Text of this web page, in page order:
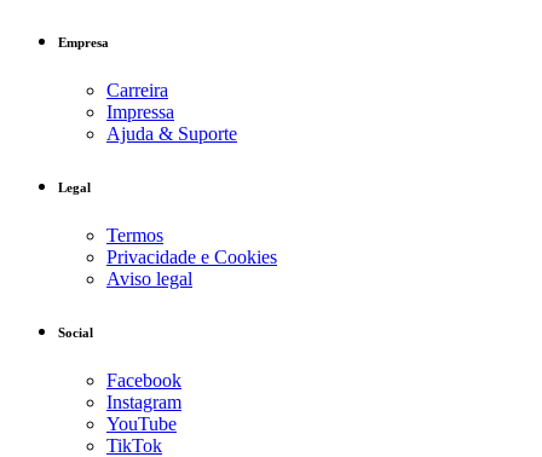
Empresa
Carreira
Impressa
Ajuda & Suporte
Legal
Termos
Privacidade e Cookies
Aviso legal
Social
Facebook
Instagram
YouTube
TikTok